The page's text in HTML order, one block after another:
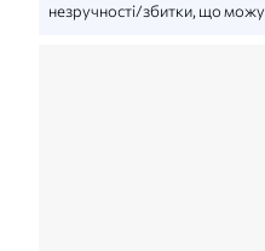
незручності/збитки, що